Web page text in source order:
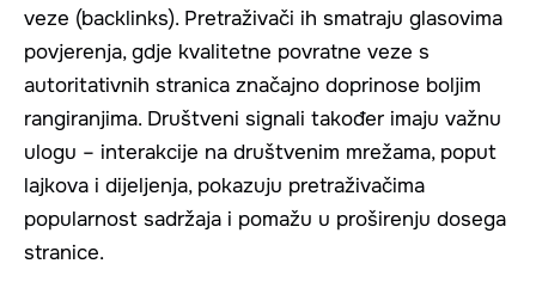
veze (backlinks). Pretraživači ih smatraju glasovima
povjerenja, gdje kvalitetne povratne veze s
autoritativnih stranica značajno doprinose boljim
rangiranjima. Društveni signali također imaju važnu
ulogu – interakcije na društvenim mrežama, poput
lajkova i dijeljenja, pokazuju pretraživačima
popularnost sadržaja i pomažu u proširenju dosega
stranice.